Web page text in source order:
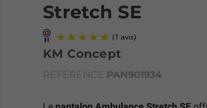
Stretch SE
KM Concept
RÉFÉRENCE PAN901934